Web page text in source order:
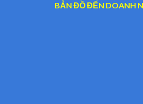
BẢN ĐỒ ĐẾN DOANH